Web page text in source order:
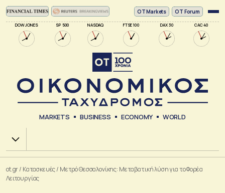
DOW JONES SP 500 NASDAQ FTSE 100 DAX 30 CAC 40
ΟΤ Markets OT Forum
MARKETS BUSINESS ECONOMY WORLD
Χ.Α.
ot.gr/ Κατασκευές/ Μετρό Θεσσαλονίκης: Μεταβατική λύση για το Φορέα
Λειτουργίας